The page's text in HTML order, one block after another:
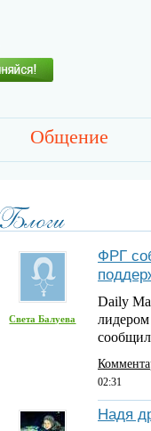
Общение
Света Балуева
ФРГ
Daily
02:31
Надя